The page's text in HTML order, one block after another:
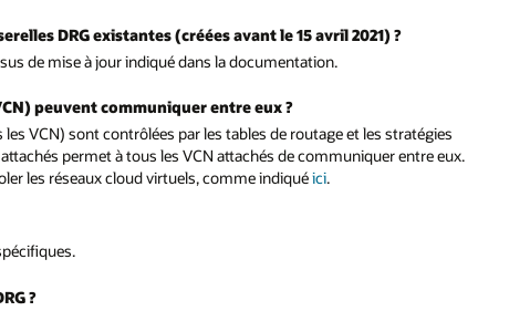
DRG existantes (créées avant le 15 avril 2021) ?
de mise à jour indiqué dans la documentation.
peuvent communiquer entre eux ?
VCN) sont contrôlées par les tables de routage et les stratégies
permet à tous les VCN attachés de communiquer entre eux.
les réseaux cloud virtuels, comme indiquéici.
?